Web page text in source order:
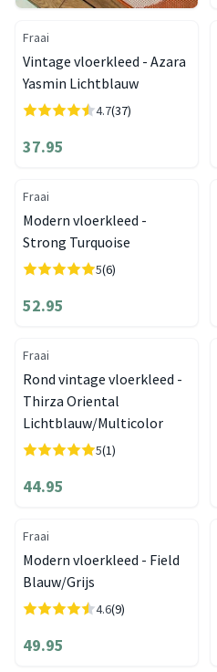
Fraai
Vintage vloerkleed - Azara
Yasmin Lichtblauw
4.7(37)
37.95
Fraai
Modern vloerkleed -
Strong Turquoise
5(6)
52.95
Fraai
Rond vintage vloerkleed -
Thirza Oriental
Lichtblauw/Multicolor
5(1)
44.95
Fraai
Modern vloerkleed - Field
Blauw/Grijs
4.6(9)
49.95